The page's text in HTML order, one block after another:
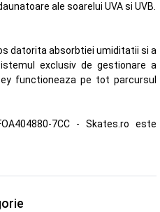
ale soarelui UVA si UVB.
datorita absorbtiei umiditatii si a
exclusiv de gestionare a
functioneaza pe tot parcursul
7CC - Skates.ro este